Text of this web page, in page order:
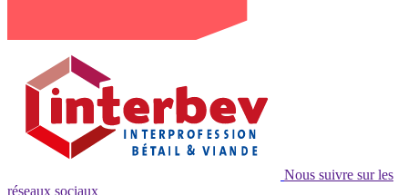
Nous suivre sur les
réseaux sociaux